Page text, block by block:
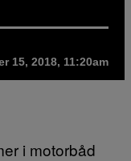
15, 2018, 11:20am
i motorbåd